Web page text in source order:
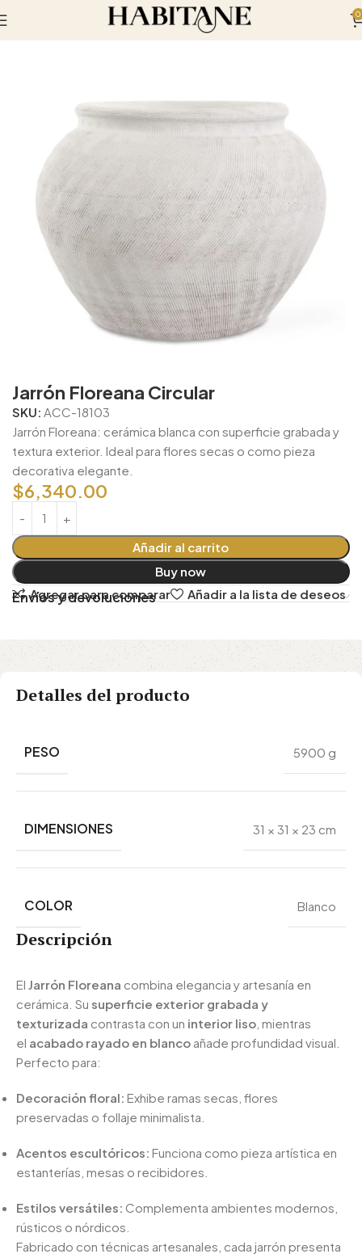
0
Jarrones
Jarrón Floreana Circular
SKU: ACC-18103
Jarrón Floreana: cerámica blanca con superficie grabada y
textura exterior. Ideal para flores secas o como pieza
decorativa elegante.
$6,340.00
Añadir al carrito
Buy now
Agregar para comparar
Añadir a la lista de deseos
Envíos y devoluciones
Detalles del producto
PESO 5900 g
DIMENSIONES 31 × 31 × 23 cm
COLOR Blanco
Descripción
El Jarrón Floreana combina elegancia y artesanía en
cerámica. Su superficie exterior grabada y
texturizada contrasta con un interior liso , mientras
el acabado rayado en blanco añade profundidad visual.
Perfecto para:
Decoración floral: Exhibe ramas secas, flores
preservadas o follaje minimalista.
Acentos escultóricos: Funciona como pieza artística en
estanterías, mesas o recibidores.
Estilos versátiles: Complementa ambientes modernos,
rústicos o nórdicos.
Fabricado con técnicas artesanales, cada jarrón presenta